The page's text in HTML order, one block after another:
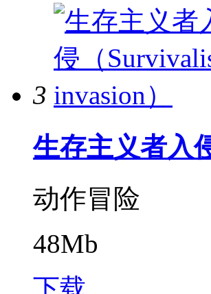
3
生存主义者入
动作冒险
48Mb